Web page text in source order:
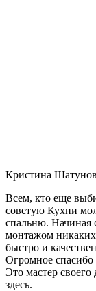
Кристина
Всем, кто еще
советую Кухни
спальню. Начиная
монтажом
быстро и
Огромное
Это мастер своего
здесь.